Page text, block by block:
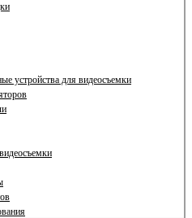
устройства для видеосъемки